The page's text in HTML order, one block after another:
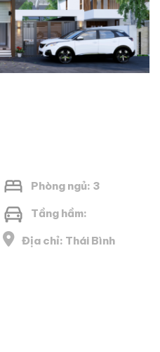
Phòng ngủ: 3
Tầng hầm:
Địa chỉ: Thái Bình